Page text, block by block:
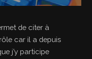
de citer à
car il a depuis
j’y participe